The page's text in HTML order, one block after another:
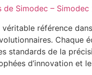
de Simodec –
véritable référence
Chaque
standards de la
d’innovation et